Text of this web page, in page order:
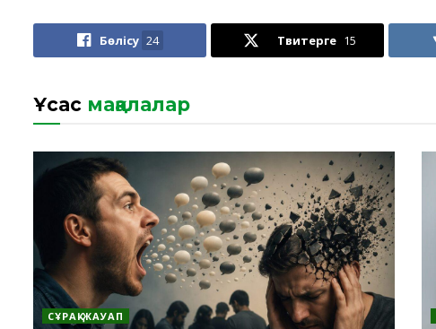
Бөлісу 24 Твитерге 15
Ұқсас мақалалар
СҰРАҚ-ЖАУАП